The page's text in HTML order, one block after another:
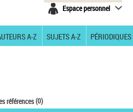
Espace personnel
A-Z SUJETS A-Z PÉRIODIQUES
références(0)